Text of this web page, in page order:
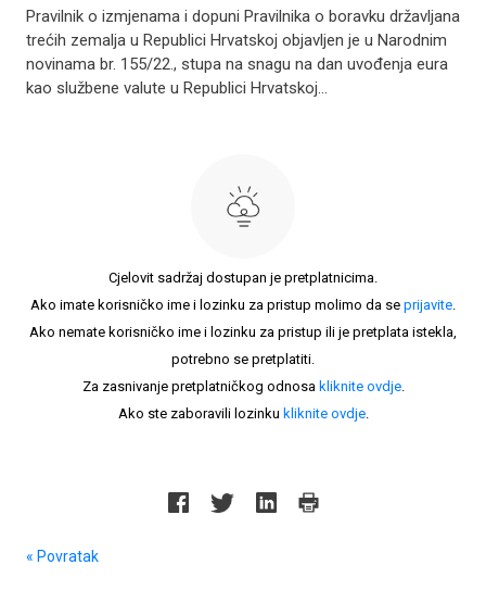
Pravilnik o izmjenama i dopuni Pravilnika o boravku državljana
trećih zemalja u Republici Hrvatskoj objavljen je u Narodnim
novinama br. 155/22., stupa na snagu na dan uvođenja eura
kao službene valute u Republici Hrvatskoj...
Cjelovit sadržaj dostupan je pretplatnicima.
Ako imate korisničko ime i lozinku za pristup molimo da se prijavite.
Ako nemate korisničko ime i lozinku za pristup ili je pretplata istekla,
potrebno se pretplatiti.
Za zasnivanje pretplatničkog odnosa kliknite ovdje.
Ako ste zaboravili lozinku kliknite ovdje.
« Povratak